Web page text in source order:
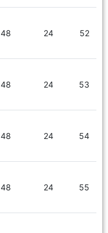
52
24
48
53
24
48
54
24
48
55
24
48